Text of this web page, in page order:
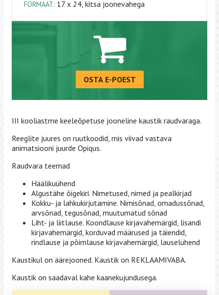
FORMAAT: 17 x 24, kitsa joonevahega
OSTA E-POEST
III kooliastme keeleõpetuse jooneline kaustik raudvaraga.
Reeglite juures on ruutkoodid, mis viivad vastava
animatsiooni juurde Opiqus.
Raudvara teemad
Häälikuühend
Algustähe õigekiri. Nimetused, nimed ja pealkirjad
Kokku- ja lahkukirjutamine. Nimisõnad, omadussõnad,
arvsõnad, tegusõnad, muutumatud sõnad
Liht- ja liitlause. Koondlause kirjavahemärgid, lisandi
kirjavahemärgid, korduvad määrused ja täiendid,
rindlause ja põimlause kirjavahemärgid, lauselühend
Kaustikul on äärejooned. Kaustik on REKLAAMIVABA.
Kaustik on saadaval kahe kaanekujundusega.